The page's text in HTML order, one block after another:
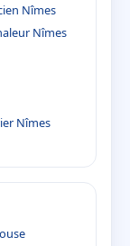
Nîmes
Nîmes
Nîmes